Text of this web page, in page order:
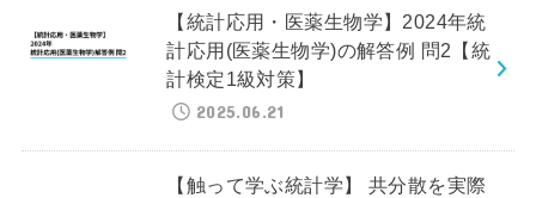
【統計応用・医薬生物学】2024年統
計応用(医薬生物学)の解答例 問2【統
計検定1級対策】
2025.06.21
【触って学ぶ統計学】 共分散を実際